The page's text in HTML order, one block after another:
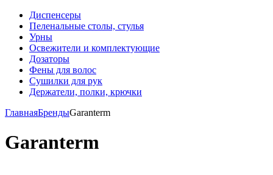
Диспенсеры
Пеленальные столы, стулья
Урны
Освежители и комплектующие
Дозаторы
Фены для волос
Сушилки для рук
Держатели, полки, крючки
ГлавнаяБрендыGaranterm
Garanterm